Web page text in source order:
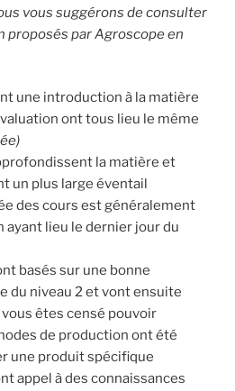
vous suggérons de consulter
proposés par Agroscope en
une introduction à la matière
ont tous lieu le même
la matière et
un plus large éventail
des cours est généralement
ayant lieu le dernier jour du
basés sur une bonne
du niveau 2 et vont ensuite
êtes censé pouvoir
de production ont été
une produit spécifique
appel à des connaissances